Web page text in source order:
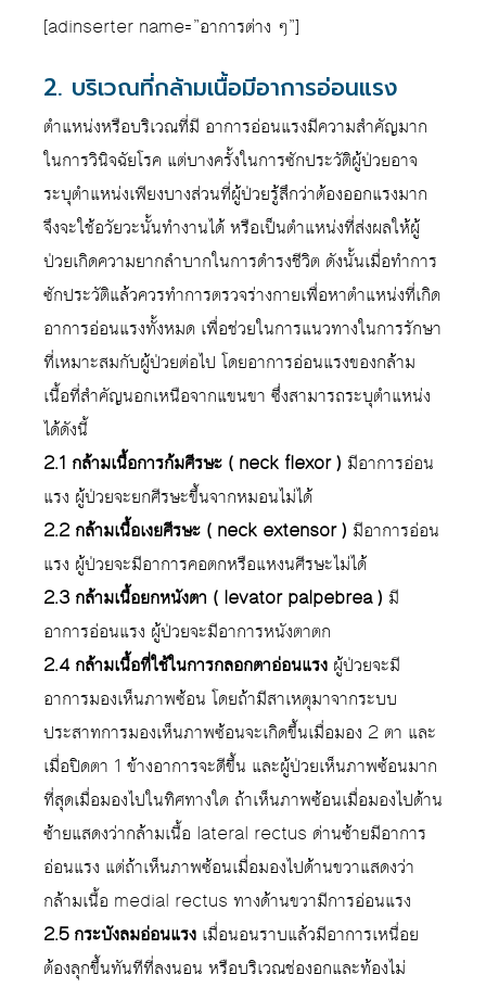
[adinserter name=”อาการต่าง ๆ”]
2. บริเวณที่กล้ามเนื้อมีอาการอ่อนแรง
ตำแหน่งหรือบริเวณที่มี อาการอ่อนแรงมีความสำคัญมาก
ในการวินิจฉัยโรค แต่บางครั้งในการซักประวัติผู้ป่วยอาจ
ระบุตำแหน่งเพียงบางส่วนที่ผู้ป่วยรู้สึกว่าต้องออกแรงมาก
จึงจะใช้อวัยวะนั้นทำงานได้ หรือเป็นตำแหน่งที่ส่งผลให้ผู้
ป่วยเกิดความยากลำบากในการดำรงชีวิต ดังนั้นเมื่อทำการ
ซักประวัติแล้วควรทำการตรวจร่างกายเพื่อหาตำแหน่งที่เกิด
อาการอ่อนแรงทั้งหมด เพื่อช่วยในการแนวทางในการรักษา
ที่เหมาะสมกับผู้ป่วยต่อไป โดยอาการอ่อนแรงของกล้าม
เนื้อที่สำคัญนอกเหนือจากแขนขา ซึ่งสามารถระบุตำแหน่ง
ได้ดังนี้
2.1 กล้ามเนื้อการก้มศีรษะ ( neck flexor ) มีอาการอ่อน
แรง ผู้ป่วยจะยกศีรษะขึ้นจากหมอนไม่ได้
2.2 กล้ามเนื้อเงยศีรษะ ( neck extensor ) มีอาการอ่อน
แรง ผู้ป่วยจะมีอาการคอตกหรือแหงนศีรษะไม่ได้
2.3 กล้ามเนื้อยกหนังตา ( levator palpebrea ) มี
อาการอ่อนแรง ผู้ป่วยจะมีอาการหนังตาตก
2.4 กล้ามเนื้อที่ใช้ในการกลอกตาอ่อนแรง ผู้ป่วยจะมี
อาการมองเห็นภาพซ้อน โดยถ้ามีสาเหตุมาจากระบบ
ประสาทการมองเห็นภาพซ้อนจะเกิดขึ้นเมื่อมอง 2 ตา และ
เมื่อปิดตา 1 ข้างอาการจะดีขึ้น และผู้ป่วยเห็นภาพซ้อนมาก
ที่สุดเมื่อมองไปในทิศทางใด ถ้าเห็นภาพซ้อนเมื่อมองไปด้าน
ซ้ายแสดงว่ากล้ามเนื้อ lateral rectus ด่านซ้ายมีอาการ
อ่อนแรง แต่ถ้าเห็นภาพซ้อนเมื่อมองไปด้านขวาแสดงว่า
กล้ามเนื้อ medial rectus ทางด้านขวามีการอ่อนแรง
2.5 กระบังลมอ่อนแรง เมื่อนอนราบแล้วมีอาการเหนื่อย
ต้องลุกขึ้นทันทีที่ลงนอน หรือบริเวณช่องอกและท้องไม่